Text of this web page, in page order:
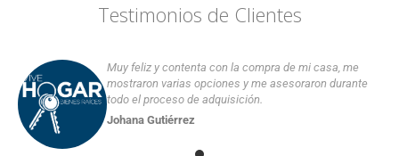
Testimonios de Clientes
Muy feliz y contenta con la compra de mi casa, me
mostraron varias opciones y me asesoraron durante
todo el proceso de adquisición.
Johana Gutiérrez